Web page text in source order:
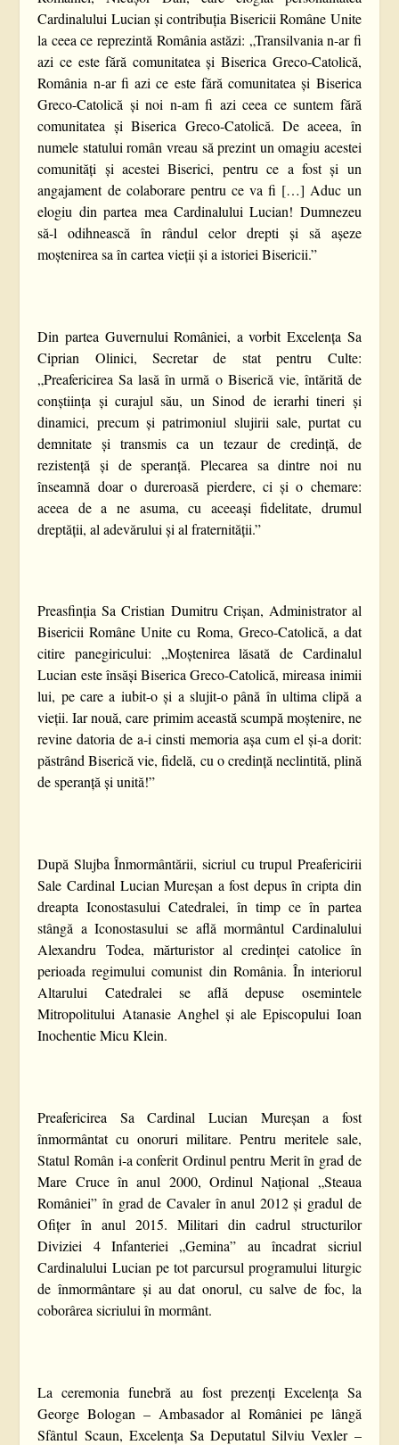
Cardinalului Lucian și contribuția Bisericii Române Unite
la ceea ce reprezintă România astăzi: „Transilvania n-ar fi
azi ce este fără comunitatea şi Biserica Greco-Catolică,
România n-ar fi azi ce este fără comunitatea şi Biserica
Greco-Catolică şi noi n-am fi azi ceea ce suntem fără
comunitatea şi Biserica Greco-Catolică. De aceea, în
numele statului român vreau să prezint un omagiu acestei
comunităţi şi acestei Biserici, pentru ce a fost şi un
angajament de colaborare pentru ce va fi […] Aduc un
elogiu din partea mea Cardinalului Lucian! Dumnezeu
să-l odihnească în rândul celor drepti şi să aşeze
moştenirea sa în cartea vieţii şi a istoriei Bisericii.”
Din partea Guvernului României, a vorbit Excelența Sa
Ciprian Olinici, Secretar de stat pentru Culte:
„Preafericirea Sa lasă în urmă o Biserică vie, întărită de
conștiința și curajul său, un Sinod de ierarhi tineri și
dinamici, precum și patrimoniul slujirii sale, purtat cu
demnitate și transmis ca un tezaur de credință, de
rezistență și de speranță. Plecarea sa dintre noi nu
înseamnă doar o dureroasă pierdere, ci și o chemare:
aceea de a ne asuma, cu aceeași fidelitate, drumul
dreptății, al adevărului și al fraternității.”
Preasfinția Sa Cristian Dumitru Crișan, Administrator al
Bisericii Române Unite cu Roma, Greco-Catolică, a dat
citire panegiricului: „Moștenirea lăsată de Cardinalul
Lucian este însăși Biserica Greco-Catolică, mireasa inimii
lui, pe care a iubit-o și a slujit-o până în ultima clipă a
vieții. Iar nouă, care primim această scumpă moștenire, ne
revine datoria de a-i cinsti memoria așa cum el și-a dorit:
păstrând Biserică vie, fidelă, cu o credință neclintită, plină
de speranță și unită!”
După Slujba Înmormântării, sicriul cu trupul Preafericirii
Sale Cardinal Lucian Mureșan a fost depus în cripta din
dreapta Iconostasului Catedralei, în timp ce în partea
stângă a Iconostasului se află mormântul Cardinalului
Alexandru Todea, mărturistor al credinței catolice în
perioada regimului comunist din România. În interiorul
Altarului Catedralei se află depuse osemintele
Mitropolitului Atanasie Anghel și ale Episcopului Ioan
Inochentie Micu Klein.
Preafericirea Sa Cardinal Lucian Mureșan a fost
înmormântat cu onoruri militare. Pentru meritele sale,
Statul Român i‐a conferit Ordinul pentru Merit în grad de
Mare Cruce în anul 2000, Ordinul Național „Steaua
României” în grad de Cavaler în anul 2012 și gradul de
Ofițer în anul 2015. Militari din cadrul structurilor
Diviziei 4 Infanteriei „Gemina” au încadrat sicriul
Cardinalului Lucian pe tot parcursul programului liturgic
de înmormântare și au dat onorul, cu salve de foc, la
coborârea sicriului în mormânt.
La ceremonia funebră au fost prezenți Excelența Sa
George Bologan – Ambasador al României pe lângă
Sfântul Scaun, Excelența Sa Deputatul Silviu Vexler –